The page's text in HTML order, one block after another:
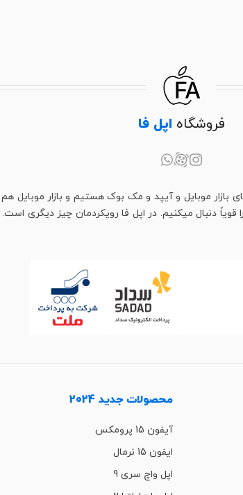
فروشگاه اپل فا
موبایل و آیپد و مک بوک هستیم و بازار موبایل
دنبال میکنیم. در اپل فا رویکردمان چیز دیگری است.
محصولات جدید 2024
آیفون 15 پرومکس
ایفون 15 نرمال
اپل واچ سری 9